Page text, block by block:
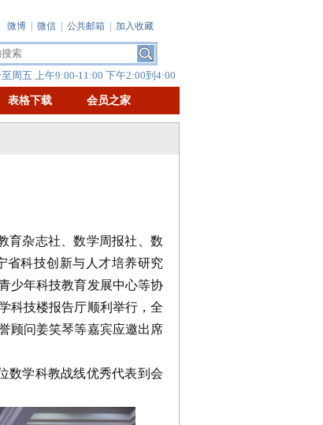
周五 上午9:00-11:00 下午2:00到4:00
微博 微信 公共邮箱 加入收藏
表格下载 会员之家
育杂志社、数学周报社、数
省科技创新与人才培养研究
少年科技教育发展中心等协
科技楼报告厅顺利举行，全
顾问姜笑琴等嘉宾应邀出席
数学科教战线优秀代表到会